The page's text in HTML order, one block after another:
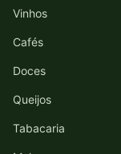
Vinhos
Cafés
Doces
Queijos
Tabacaria